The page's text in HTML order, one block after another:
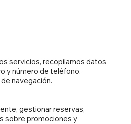
servicios, recopilamos datos
y número de teléfono.
navegación.
gestionar reservas,
sobre promociones y